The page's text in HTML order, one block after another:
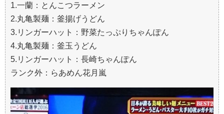
1.一蘭：とんこつラーメン
2.丸亀製麺：釜揚げうどん
3.リンガーハット：野菜たっぷりちゃんぽん
4.丸亀製麺：釜玉うどん
5.リンガーハット：長崎ちゃんぽん
ランク外：らあめん花月嵐